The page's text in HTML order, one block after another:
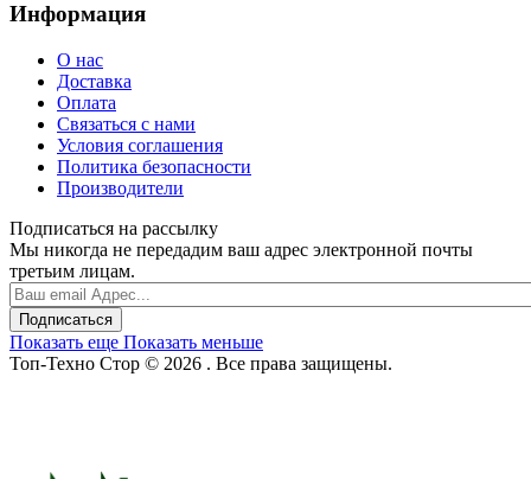
Информация
О нас
Доставка
Оплата
Связаться с нами
Условия соглашения
Политика безопасности
Производители
Подписаться на рассылку
Мы никогда не передадим ваш адрес электронной почты
третьим лицам.
Подписаться
Показать еще Показать меньше
Топ-Техно Стор © 2026 . Все права защищены.